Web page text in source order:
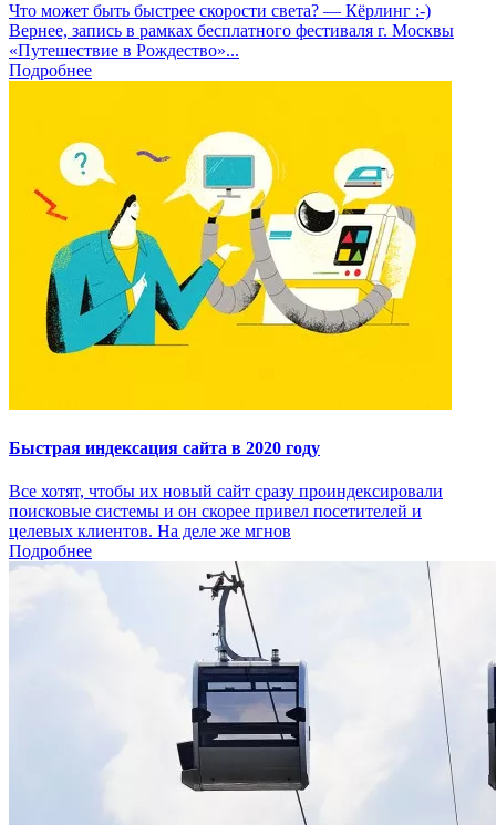
Что может быть быстрее скорости света? — Кёрлинг :-)
Вернее, запись в рамках бесплатного фестиваля г. Москвы
«Путешествие в Рождество»...
Подробнее
Быстрая индексация сайта в 2020 году
Все хотят, чтобы их новый сайт сразу проиндексировали
поисковые системы и он скорее привел посетителей и
целевых клиентов. На деле же мгнов
Подробнее